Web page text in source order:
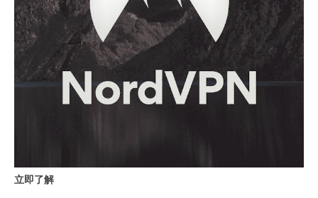
立即了解